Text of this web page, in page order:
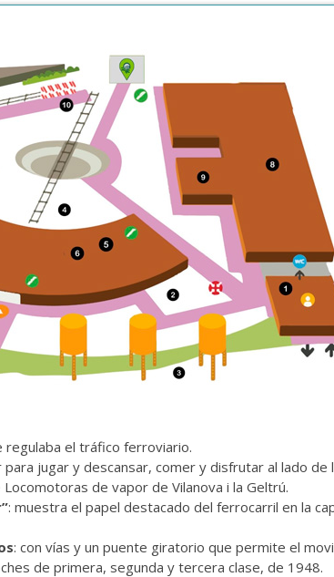
regulaba el tráfico ferroviario.
jugar y descansar, comer y disfrutar al lado
de vapor de Vilanova i la Geltrú.
: muestra el papel destacado del ferrocarril en la
: con vías y un puente giratorio que permite el
de primera, segunda y tercera clase, de 1948.